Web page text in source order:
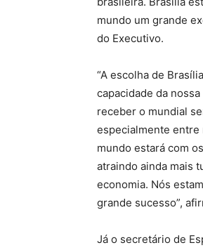
mundo um grande
do Executivo.
“A escolha de
capacidade da
receber o mundial
especialmente entre
mundo estará com
atraindo ainda mais
economia. Nós
grande sucesso”,
Já o secretário de